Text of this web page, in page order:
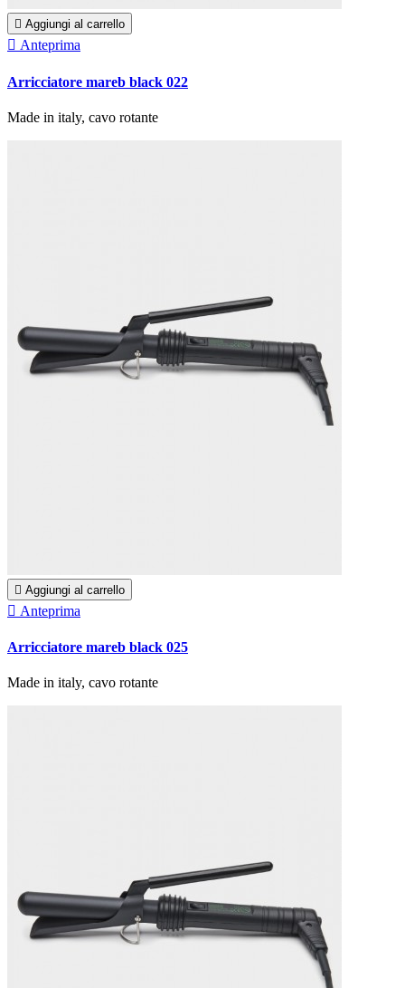
 Aggiungi al carrello
 Anteprima
Arricciatore mareb black 022
Made in italy, cavo rotante
 Aggiungi al carrello
 Anteprima
Arricciatore mareb black 025
Made in italy, cavo rotante